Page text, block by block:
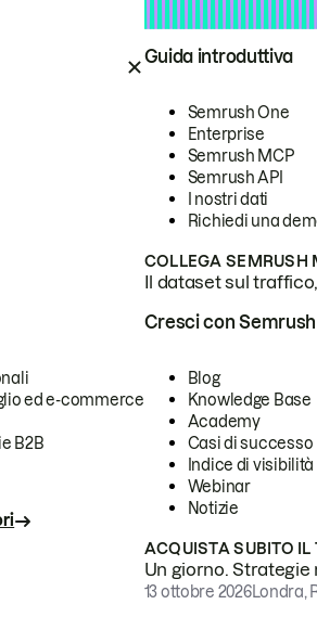
Guida introduttiva
Semrush One
Enterprise
Semrush MCP
Semrush API
I nostri dati
Richiedi una
COLLEGA SEMRUSH
Il dataset sul
ed e-commerce
B2B
Cresci con Semrush
Blog
Knowledge Base
Academy
Casi di successo
Indice di visibilità
Webinar
Notizie
ACQUISTA SUBITO IL
Un giorno.
13 ottobre 2026Londra,